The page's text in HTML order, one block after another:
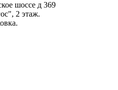
шоссе д 369
2 этаж.